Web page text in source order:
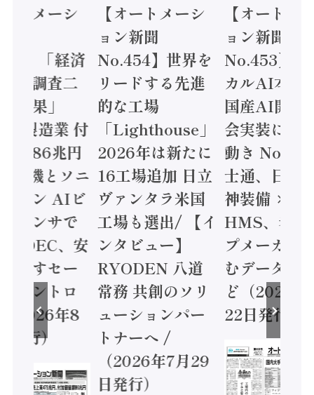
トメーシ
】「経済
態調査二
結果」
年製造業 付
額86兆円
電機とソニ
コン AIビ
センサで
/ IDEC、安
かすセー
コントロ
2026年8
発行）
【オートメーシ
ョン新聞
No.454】世界を
リードする先進
的な工場
「Lighthouse」
2026年は新たに
16工場追加 日立
ヴァンタラ米国
工場も選出/ 【イ
ンタビュー】
RYODEN 八道
常務 共創のソリ
ューションパー
トナーへ /
（2026年7月29
日発行）
【オートメ
ョン新聞
No.453】フ
カルAI本格
国産AI開発
会実装に活
動き
士通、日立
神装備 ×
HMS、老舗
プメーカー
むデータ活
ど（2026年
22日発行）